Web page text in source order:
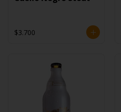
$3.700